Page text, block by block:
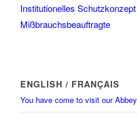
Institutionelles Schutzkonzept
Mißbrauchsbeauftragte
ENGLISH / FRANÇAIS
You have come to visit our Abbey